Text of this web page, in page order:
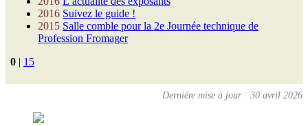
2016 Suivez le guide !
2015 Salle comble pour la 2e Journée technique de
Profession Fromager
0 | 15
Dernière mise à jour : 30 avril 2026